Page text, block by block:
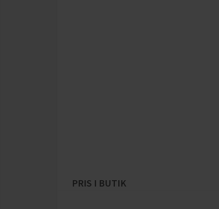
PRIS I BUTIK